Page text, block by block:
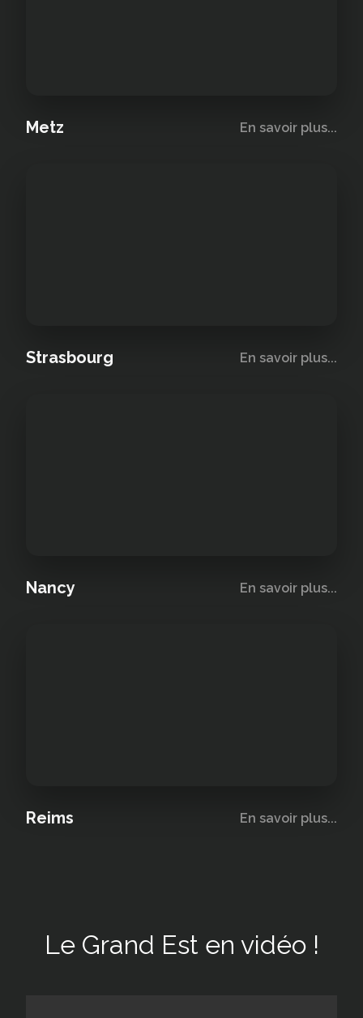
Metz En savoir plus...
Strasbourg En savoir plus...
Nancy En savoir plus...
Reims En savoir plus...
Le Grand Est en vidéo !